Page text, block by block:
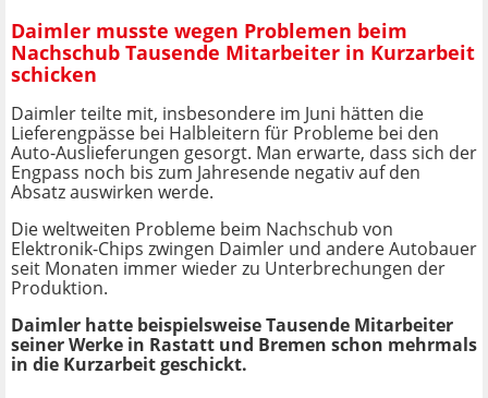
Daimler musste wegen Problemen beim
Nachschub Tausende Mitarbeiter in Kurzarbeit
schicken
Daimler teilte mit, insbesondere im Juni hätten die
Lieferengpässe bei Halbleitern für Probleme bei den
Auto-Auslieferungen gesorgt. Man erwarte, dass sich der
Engpass noch bis zum Jahresende negativ auf den
Absatz auswirken werde.
Die weltweiten Probleme beim Nachschub von
Elektronik-Chips zwingen Daimler und andere Autobauer
seit Monaten immer wieder zu Unterbrechungen der
Produktion.
Daimler hatte beispielsweise Tausende Mitarbeiter
seiner Werke in Rastatt und Bremen schon mehrmals
in die Kurzarbeit geschickt.